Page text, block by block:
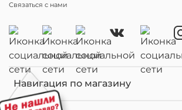
Навигация по магазину
Связаться с нами